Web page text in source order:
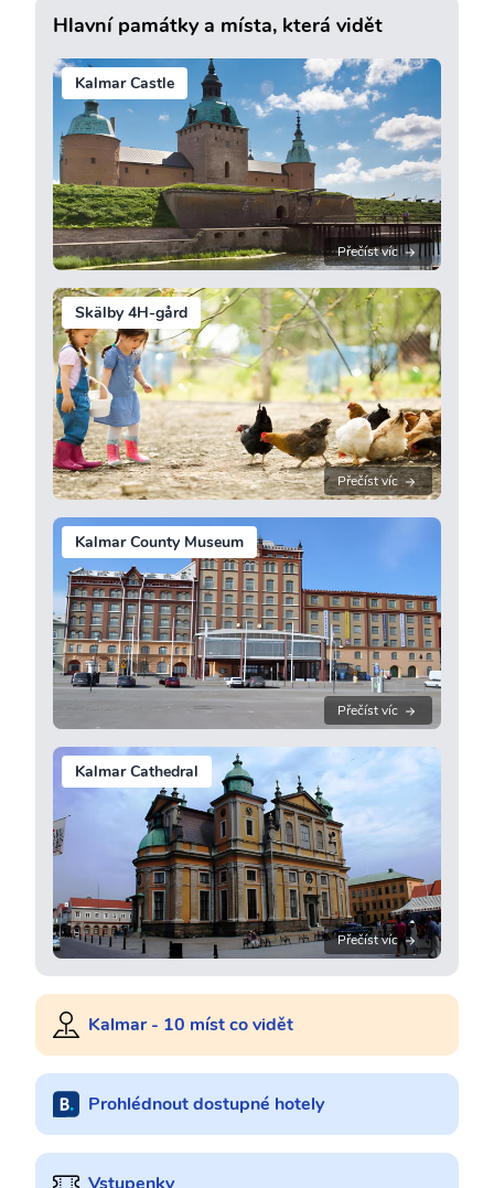
Hlavní památky a místa, která vidět
Kalmar Castle
Přečíst víc
Skälby 4H-gård
Přečíst víc
Kalmar County Museum
Přečíst víc
Kalmar Cathedral
Přečíst víc
Kalmar - 10 míst co vidět
Prohlédnout dostupné hotely